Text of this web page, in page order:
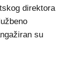
direktora
su